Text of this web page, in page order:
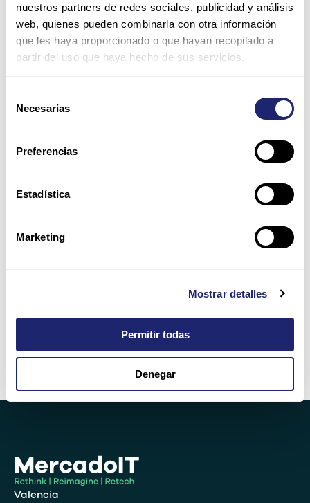
nuestros partners de redes sociales, publicidad y análisis
web, quienes pueden combinarla con otra información
que les haya proporcionado o que hayan recopilado a
partir del uso que haya hecho de sus servicios.
Necesarias
Preferencias
Estadística
Marketing
Mostrar detalles
Permitir todas
Denegar
Guarda mi nombre, correo electrónico y web en este
navegador para la próxima vez que comente.
Valencia